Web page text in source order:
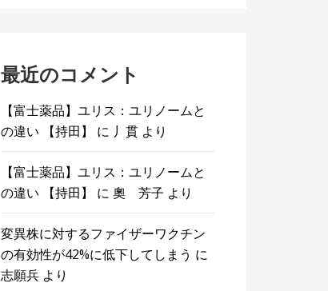
最近のコメント
【富士薬品】ユリス：ユリノームと
の違い 【持田】
に 丿貫 より
【富士薬品】ユリス：ユリノームと
の違い 【持田】
に奧 芳子 より
変異株に対するファイザーワクチン
の有効性が42%に低下してしまう に
志願兵 より